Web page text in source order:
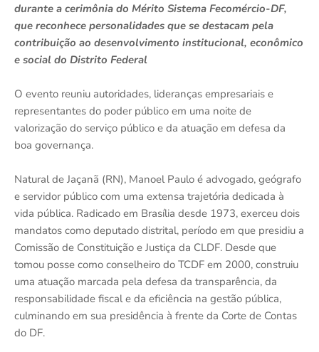
durante a cerimônia do Mérito Sistema Fecomércio-DF,
que reconhece personalidades que se destacam pela
contribuição ao desenvolvimento institucional, econômico
e social do Distrito Federal
O evento reuniu autoridades, lideranças empresariais e
representantes do poder público em uma noite de
valorização do serviço público e da atuação em defesa da
boa governança.
Natural de Jaçanã (RN), Manoel Paulo é advogado, geógrafo
e servidor público com uma extensa trajetória dedicada à
vida pública. Radicado em Brasília desde 1973, exerceu dois
mandatos como deputado distrital, período em que presidiu a
Comissão de Constituição e Justiça da CLDF. Desde que
tomou posse como conselheiro do TCDF em 2000, construiu
uma atuação marcada pela defesa da transparência, da
responsabilidade fiscal e da eficiência na gestão pública,
culminando em sua presidência à frente da Corte de Contas
do DF.